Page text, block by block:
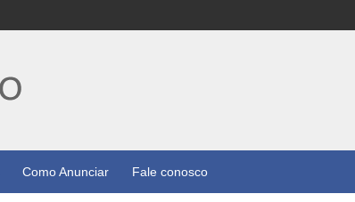
Como Anunciar Fale conosco